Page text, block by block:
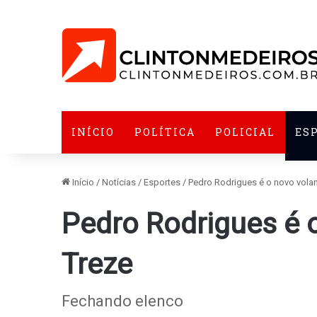
INÍCIO POLÍTICA POLICIAL
Início / Notícias / Esportes / Pedro Rodrigues é o novo
Pedro Rodrigues é
Treze
Fechando elenco